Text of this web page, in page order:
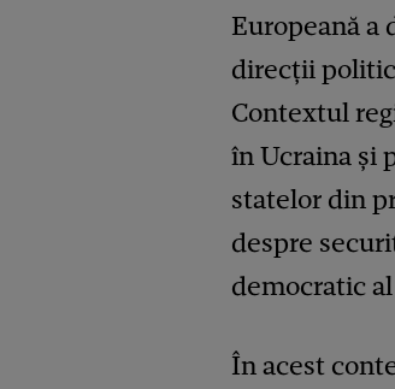
Europeană
direcții
Contextul
în Ucraina și
statelor din
despre
democratic
În acest